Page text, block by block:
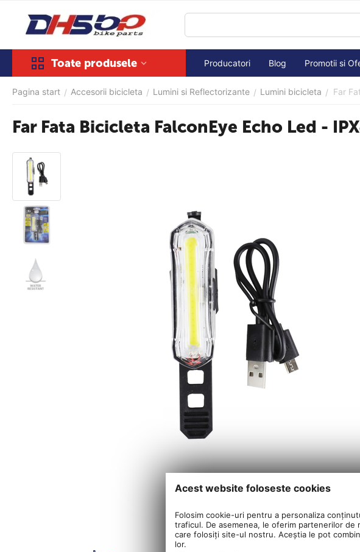
Toate produsele Producatori Blog Promotii si
Pagina start / Accesorii bicicleta / Lumini si Reflectorizante / Lumini bicicleta / Far
Far Fata Bicicleta FalconEye Echo Led -
Acest website foloseste cookies
Folosim cookie-uri pentru a personaliza
traficul. De asemenea, le oferim partenerilor
care folosiți site-ul nostru. Aceștia le pot
lor.